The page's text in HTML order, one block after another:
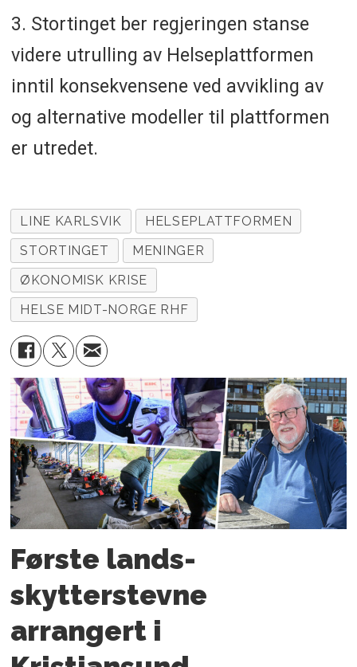
3. Stortinget ber regjeringen stanse
videre utrulling av Helseplattformen
inntil konsekvensene ved avvikling av
og alternative modeller til plattformen
er utredet.
LINE KARLSVIK
HELSEPLATTFORMEN
STORTINGET
MENINGER
ØKONOMISK KRISE
HELSE MIDT-NORGE RHF
Første lands­
skytterstevne
arrangert i